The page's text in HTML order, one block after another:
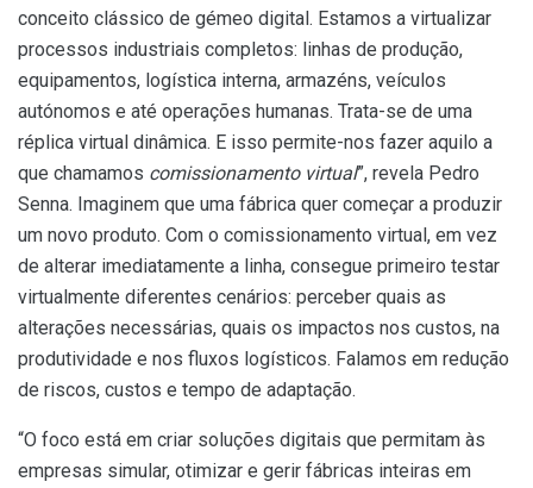
conceito clássico de gémeo digital. Estamos a virtualizar
processos industriais completos: linhas de produção,
equipamentos, logística interna, armazéns, veículos
autónomos e até operações humanas. Trata-se de uma
réplica virtual dinâmica. E isso permite-nos fazer aquilo a
que chamamos comissionamento virtual”, revela Pedro
Senna. Imaginem que uma fábrica quer começar a produzir
um novo produto. Com o comissionamento virtual, em vez
de alterar imediatamente a linha, consegue primeiro testar
virtualmente diferentes cenários: perceber quais as
alterações necessárias, quais os impactos nos custos, na
produtividade e nos fluxos logísticos. Falamos em redução
de riscos, custos e tempo de adaptação.
“O foco está em criar soluções digitais que permitam às
empresas simular, otimizar e gerir fábricas inteiras em